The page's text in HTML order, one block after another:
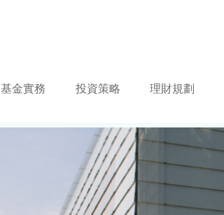
基金實務 投資策略 理財規劃